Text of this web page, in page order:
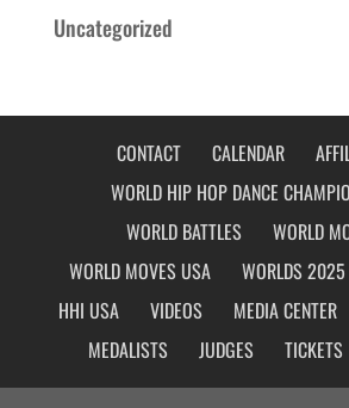
Uncategorized
CONTACT CALENDAR
WORLD HIP HOP DANCE
WORLD BATTLES
WORLD
WORLD MOVES USA
WORLDS
HHI USA
VIDEOS MEDIA CENTER
MEDALISTS
JUDGES TICKETS